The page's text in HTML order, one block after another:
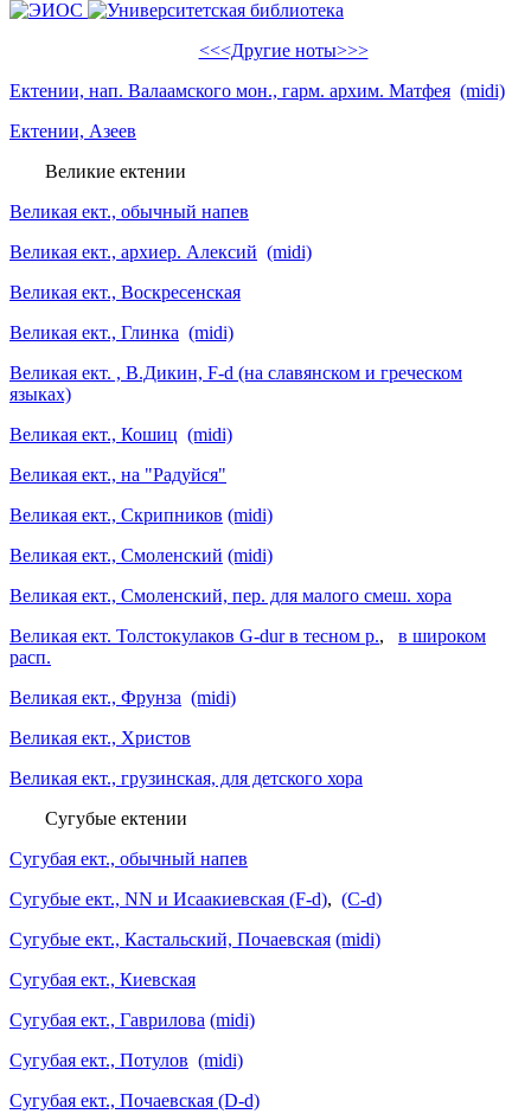
<<<Другие ноты>>>
Ектении, нап. Валаамского мон., гарм. архим. Матфея (midi)
Ектении, Азеев
Великие ектении
Великая ект., обычный напев
Великая ект., архиер. Алексий (midi)
Великая ект., Воскресенская
Великая ект., Глинка (midi)
Великая ект. , В.Дикин, F-d (на славянском и греческом
языках)
Великая ект., Кошиц (midi)
Великая ект., на "Радуйся"
Великая ект., Скрипников (midi)
Великая ект., Смоленский (midi)
Великая ект., Смоленский, пер. для малого смеш. хора
Великая ект. Толстокулаков G-dur в тесном р., в широком
расп.
Великая ект., Фрунза (midi)
Великая ект., Христов
Великая ект., грузинская, для детского хора
Сугубые ектении
Сугубая ект., обычный напев
Сугубые ект., NN и Исаакиевская (F-d), (C-d)
Сугубые ект., Кастальский, Почаевская (midi)
Сугубая ект., Киевская
Сугубая ект., Гаврилова (midi)
Сугубая ект., Потулов (midi)
Сугубая ект., Почаевская (D-d)